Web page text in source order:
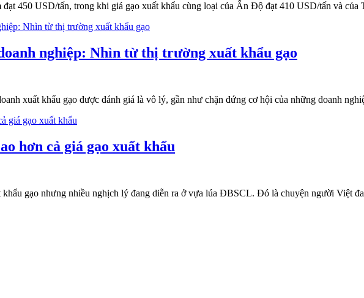
450 USD/tấn, trong khi giá gạo xuất khẩu cùng loại của Ấn Độ đạt 410 USD/tấn và của
nghiệp: Nhìn từ thị trường xuất khẩu gạo
xuất khẩu gạo được đánh giá là vô lý, gần như chặn đứng cơ hội của những doanh
hơn cả giá gạo xuất khẩu
gạo nhưng nhiều nghịch lý đang diễn ra ở vựa lúa ĐBSCL. Đó là chuyện người Việt